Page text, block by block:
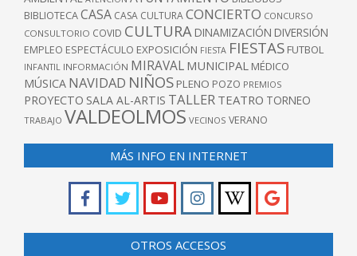
BIBLIOTECACASA CASA CULTURACONCIERTO CONCURSO
CONSULTORIO COVID CULTURA DINAMIZACIÓN DIVERSIÓN
EMPLEO ESPECTÁCULO EXPOSICIÓN FIESTA FIESTAS FUTBOL
INFANTIL INFORMACIÓN MIRAVAL MUNICIPAL MÉDICO
MÚSICA NAVIDAD NIÑOS PLENO POZO PREMIOS
PROYECTO SALA AL-ARTIS TALLER TEATRO TORNEO
TRABAJO VALDEOLMOS VECINOS VERANO
MÁS INFO EN INTERNET
OTROS ACCESOS